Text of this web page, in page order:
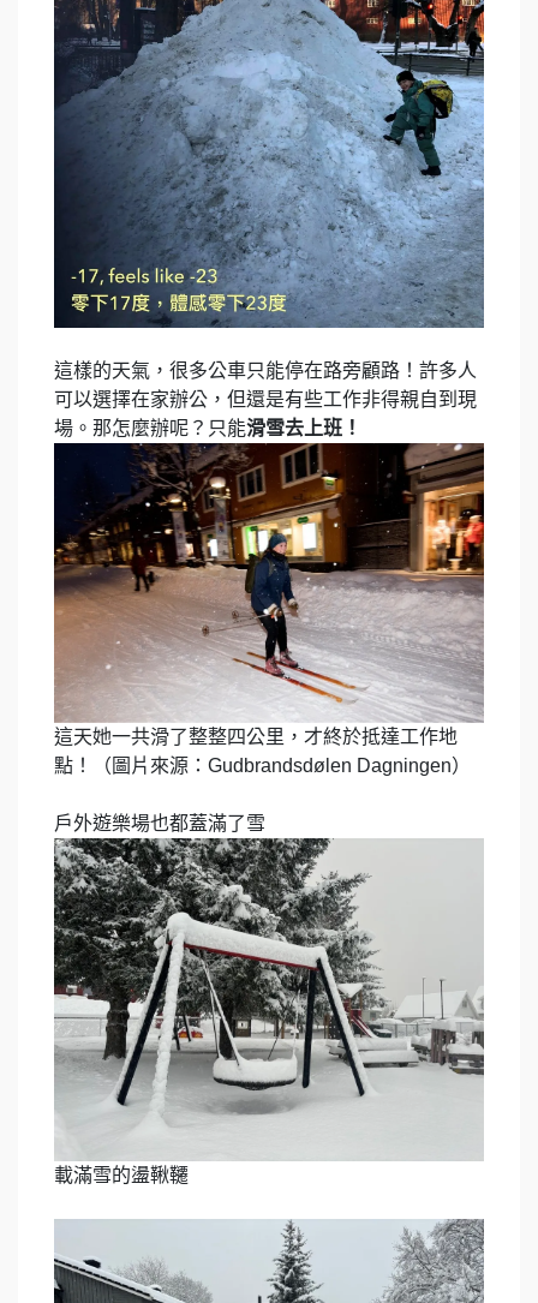
這樣的天氣，很多公車只能停在路旁顧路！許多人
可以選擇在家辦公，但還是有些工作非得親自到現
場。那怎麼辦呢？只能滑雪去上班！
這天她一共滑了整整四公里，才終於抵達工作地
點！（圖片來源：Gudbrandsdølen Dagningen）
戶外遊樂場也都蓋滿了雪
載滿雪的盪鞦韆